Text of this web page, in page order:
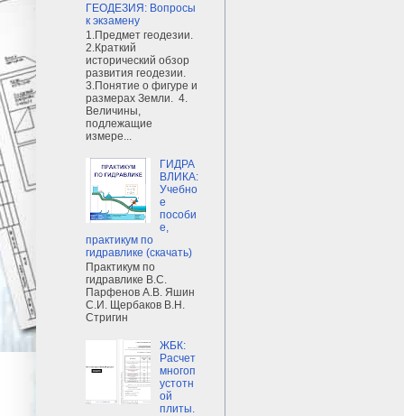
ГЕОДЕЗИЯ: Вопросы
к экзамену
1.Предмет геодезии.
2.Краткий
исторический обзор
развития геодезии.
3.Понятие о фигуре и
размерах Земли. 4.
Величины,
подлежащие
измере...
ГИДРА
ВЛИКА:
Учебно
е
пособи
е,
практикум по
гидравлике (скачать)
Практикум по
гидравлике В.С.
Парфенов А.В. Яшин
С.И. Щербаков В.Н.
Стригин
ЖБК:
Расчет
многоп
устотн
ой
плиты.